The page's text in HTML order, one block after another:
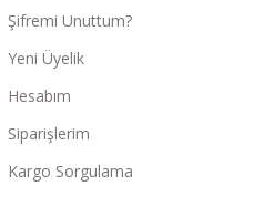
Şifremi Unuttum?
Yeni Üyelik
Hesabım
Siparişlerim
Kargo Sorgulama